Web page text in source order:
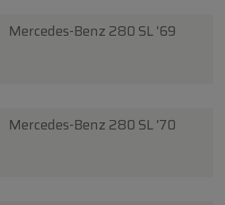
Mercedes-Benz 280 SL '69
Mercedes-Benz 280 SL '70